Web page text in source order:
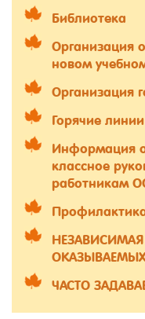
Библиотека
Организация
новом
Организация
Горячие линии
Информация
классное
работникам
ЧАСТО